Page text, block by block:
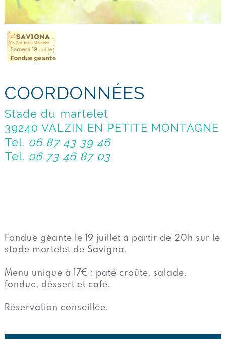
COORDONNÉES
Stade du martelet
39240 VALZIN EN PETITE MONTAGNE
Tel. 06 87 43 39 46
Tel. 06 73 46 87 03
Fondue géante le 19 juillet à partir de 20h sur le
stade martelet de Savigna.
Menu unique à 17€ : paté croûte, salade,
fondue, déssert et café.
Réservation conseillée.